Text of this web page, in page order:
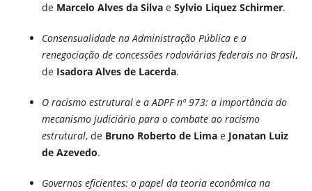
de Marcelo Alves da Silvae Sylvio Liquez Schirmer.
Consensualidade na Administração Pública e a
renegociação de concessões rodoviárias federais no Brasil,
de Isadora Alves de Lacerda.
O racismo estrutural e a ADPF nº 973: a importância do
mecanismo judiciário para o combate ao racismo
estrutural, de Bruno Roberto de Limae Jonatan Luiz
de Azevedo.
Governos eficientes: o papel da teoria econômica na